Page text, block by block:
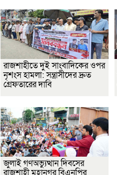
রাজশাহীতে দুই সাংবাদিকের ওপর
নৃশংস হামলা: সন্ত্রাসীদের দ্রুত
গ্রেফতারের দাবি
জুলাই গণঅভ্যুত্থান দিবসের